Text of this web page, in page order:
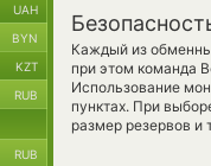
Каждый из
при этом команда
Использование
пунктах. При
размер резервов и
UAH
BYN
KZT
RUB
RUB